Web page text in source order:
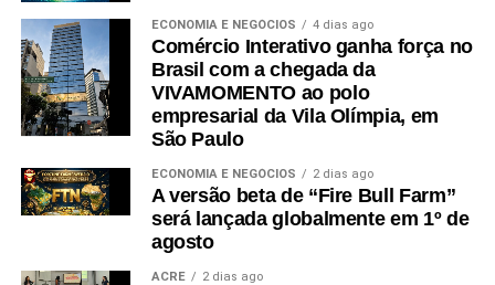
ECONOMIA E NEGÓCIOS 4 dias ago
Comércio Interativo ganha força no
Brasil com a chegada da
VIVAMOMENTO ao polo
empresarial da Vila Olímpia, em
São Paulo
ECONOMIA E NEGÓCIOS 2 dias ago
A versão beta de “Fire Bull Farm”
será lançada globalmente em 1º de
agosto
ACRE 2 dias ago